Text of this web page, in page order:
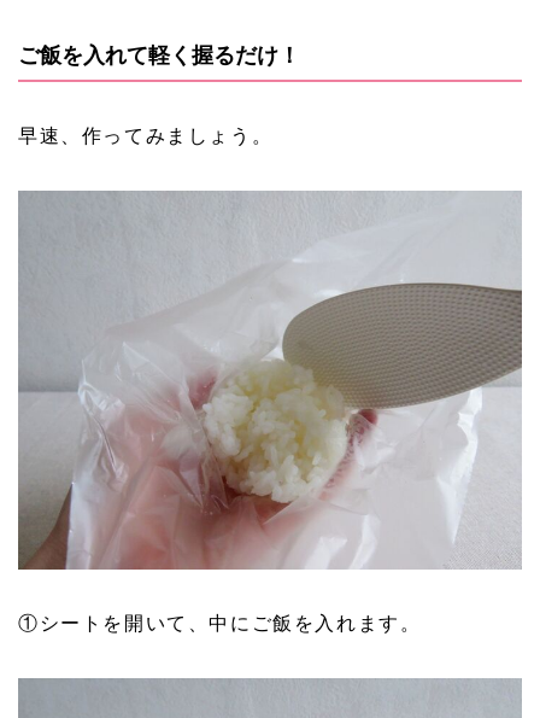
ご飯を入れて軽く握るだけ！
早速、作ってみましょう。
①シートを開いて、中にご飯を入れます。